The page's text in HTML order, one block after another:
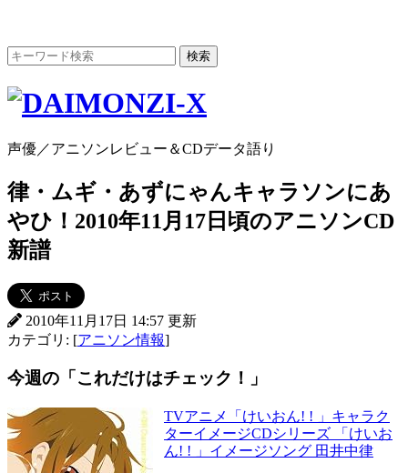
声優／アニソンレビュー＆CDデータ語り
律・ムギ・あずにゃんキャラソンにあ
やひ！2010年11月17日頃のアニソンCD
新譜
2010年11月17日 14:57 更新
カテゴリ: [アニソン情報]
今週の「これだけはチェック！」
TVアニメ「けいおん! ! 」キャラク
ターイメージCDシリーズ 「けいお
ん! ! 」イメージソング 田井中律